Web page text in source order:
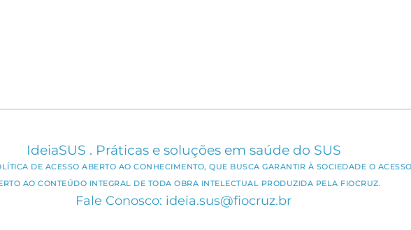
IdeiaSUS . Práticas e soluções em saúde do SUS
DE ACESSO ABERTO AO CONHECIMENTO, QUE BUSCA GARANTIR À SOCIEDADE O
AO CONTEÚDO INTEGRAL DE TODA OBRA INTELECTUAL PRODUZIDA PELA FIOCRUZ.
Fale Conosco: ideia.sus@fiocruz.br